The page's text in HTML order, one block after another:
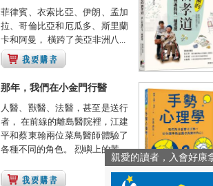
菲律賓、衣索比亞、伊朗、孟加
拉、哥倫比亞和厄瓜多、斯里蘭
卡和阿曼， 橫跨了美亞非洲八...
那年，我們在小金門行醫
人醫、獸醫、法醫，甚至是送行
者， 在前線的離島醫院裡，江建
平和蔡東翰兩位菜鳥醫師體驗了
各種不同的角色。 烈嶼上的黃...
親愛的讀者，入會好康